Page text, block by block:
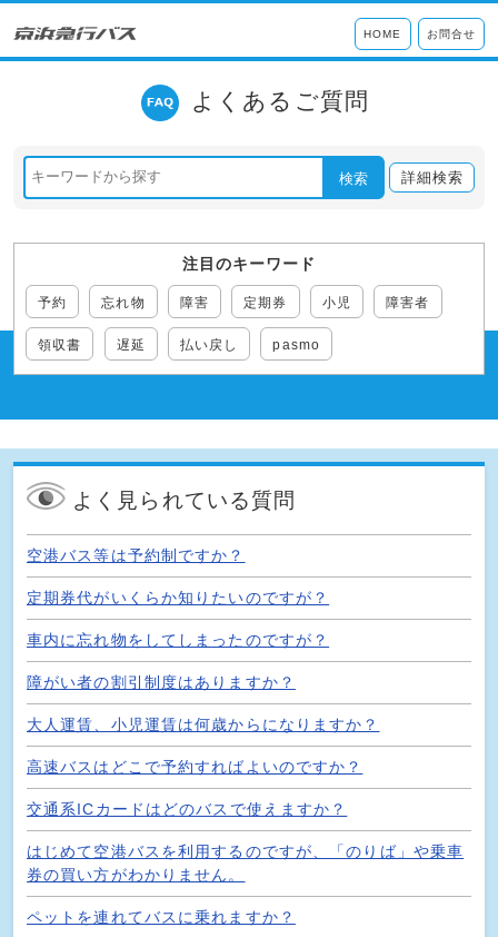
HOME お問合せ
よくあるご質問
検索 詳細検索
注目のキーワード
予約 忘れ物 障害 定期券 小児 障害者
領収書 遅延 払い戻し pasmo
よく見られている質問
空港バス等は予約制ですか？
定期券代がいくらか知りたいのですが？
車内に忘れ物をしてしまったのですが？
障がい者の割引制度はありますか？
大人運賃、小児運賃は何歳からになりますか？
高速バスはどこで予約すればよいのですか？
交通系ICカードはどのバスで使えますか？
はじめて空港バスを利用するのですが、「のりば」や乗車
券の買い方がわかりません。
ペットを連れてバスに乗れますか？